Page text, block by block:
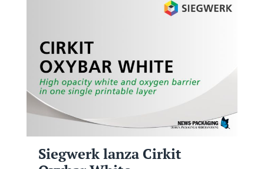
Siegwerk lanza Cirkit